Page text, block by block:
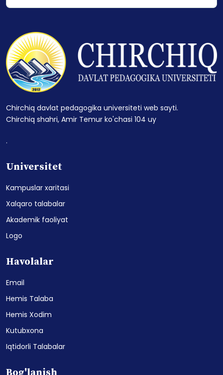
Chirchiq davlat pedagogika universiteti web sayti.
Chirchiq shahri, Amir Temur ko'chasi 104 uy
.
Universitet
Kampuslar xaritasi
Xalqaro talabalar
Akademik faoliyat
Logo
Havolalar
Email
Hemis Talaba
Hemis Xodim
Kutubxona
Iqtidorli Talabalar